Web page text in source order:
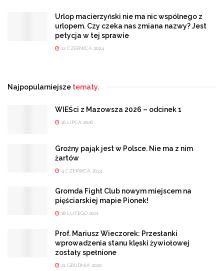
Urlop macierzyński nie ma nic wspólnego z
urlopem. Czy czeka nas zmiana nazwy? Jest
petycja w tej sprawie
12 CZERWCA 2024
Najpopularniejsze tematy.
WIEŚci z Mazowsza 2026 – odcinek 1
16 LIPCA 2026
Groźny pająk jest w Polsce. Nie ma z nim
żartów
4 CZERWCA 2024
Gromda Fight Club nowym miejscem na
pięściarskiej mapie Pionek!
18 LUTEGO 2021
Prof. Mariusz Wieczorek: Przesłanki
wprowadzenia stanu klęski żywiołowej
zostały spełnione
21 GRUDNIA 2020